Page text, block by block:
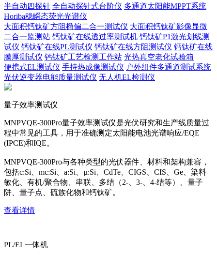
半自动四探针 全自动探针式台阶仪 多通道太阳能MPPT系统
Horiba稳瞬态荧光光谱仪
大面积钙钛矿方阻椭偏二合一测试仪 大面积钙钛矿影像显微
二合一监测站 钙钛矿在线透过率测试机 钙钛矿P1激光划线测
试仪 钙钛矿在线PL测试仪 钙钛矿在线方阻测试仪 钙钛矿在线
膜厚测试仪 钙钛矿工艺检测工作站 光热真空老化试验箱
便携式EL测试仪 手持热成像测试仪 户外组件多通道测试系统
光伏逆变器电能质量测试仪 无人机EL检测仪
量子效率测试仪
MNPVQE-300Pro量子效率测试仪是光伏研究和生产线质量过
程中常见的工具，用于准确测定太阳能电池光谱响应/EQE
(IPCE)和IQE。
MNPVQE-300Pro与各种类型的光伏器件、材料和架构兼容，
包括c:Si、mc:Si、a:Si、µ:Si、CdTe、CIGS、CIS、Ge、染料
敏化、有机/聚合物、串联、多结（2-、3-、4-结等）、量子
阱、量子点、硫族化物和钙钛矿。
查看详情
PL/EL一体机